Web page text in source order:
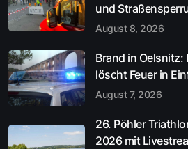
und
August 8, 2026
Brand in Oelsnitz:
löscht Feuer in
August 7, 2026
26. Pöhler
2026 mit